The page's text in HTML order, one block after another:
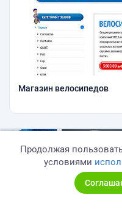
Магазин велосипедов
Продолжая
условиями